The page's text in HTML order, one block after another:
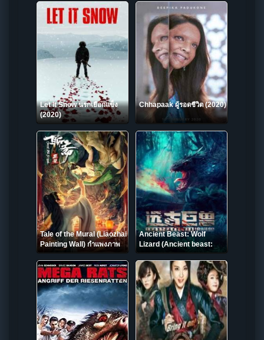
Let It Snow นรกเยือกแข็ง
(2020)
Chhapaak ผู้รอดชีวิต (2020)
Tale of the Mural (Liaozhai
Painting Wall) กำแพงภาพ
ปีศาจ (2023)
Ancient Beast: Wolf
Lizard (Ancient beast:
Inostrancevia) ผจญภัยเกาะ
ลับ สัตว์ดึกดำบรรพ์ (2023)
บรรยายไทย